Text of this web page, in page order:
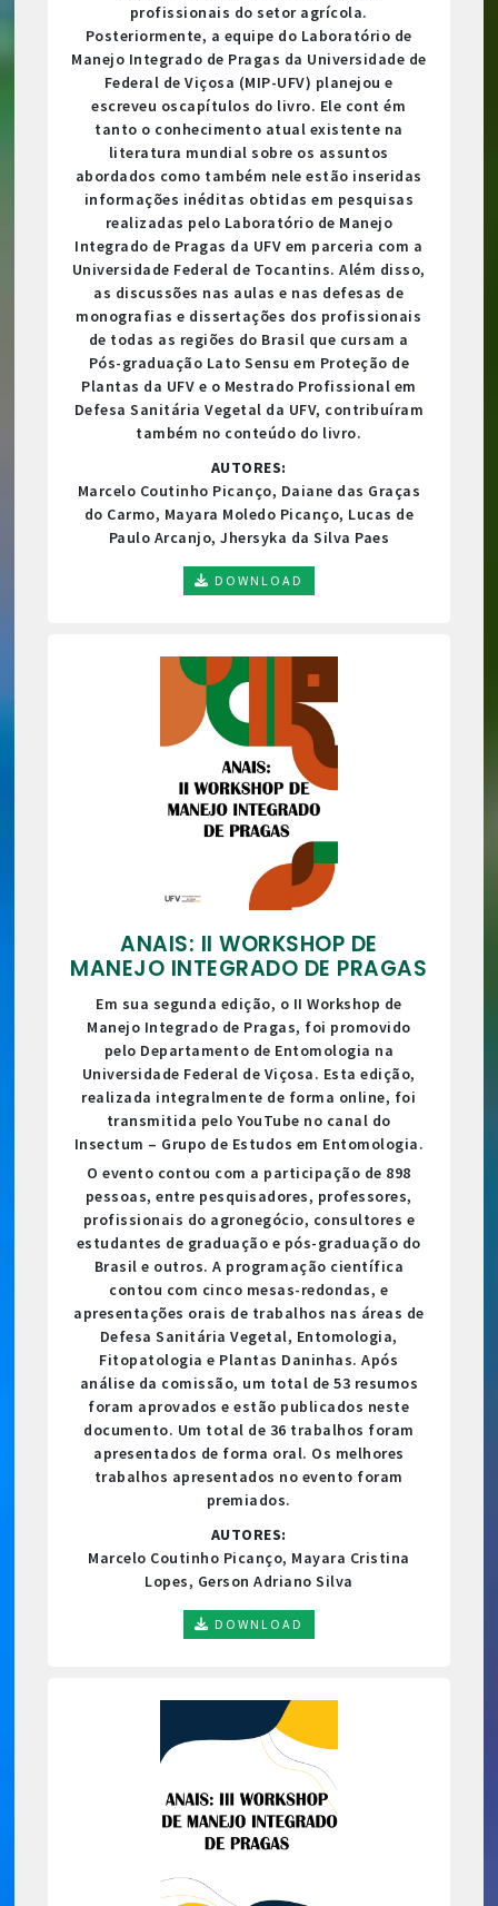
profissionais do setor agrícola.
Posteriormente, a equipe do Laboratório de
Manejo Integrado de Pragas da Universidade de
Federal de Viçosa (MIP-UFV) planejou e
escreveu oscapítulos do livro. Ele cont ém
tanto o conhecimento atual existente na
literatura mundial sobre os assuntos
abordados como também nele estão inseridas
informações inéditas obtidas em pesquisas
realizadas pelo Laboratório de Manejo
Integrado de Pragas da UFV em parceria com a
Universidade Federal de Tocantins. Além disso,
as discussões nas aulas e nas defesas de
monografias e dissertações dos profissionais
de todas as regiões do Brasil que cursam a
Pós-graduação Lato Sensu em Proteção de
Plantas da UFV e o Mestrado Profissional em
Defesa Sanitária Vegetal da UFV, contribuíram
também no conteúdo do livro.
AUTORES:
Marcelo Coutinho Picanço, Daiane das Graças
do Carmo, Mayara Moledo Picanço, Lucas de
Paulo Arcanjo, Jhersyka da Silva Paes
DOWNLOAD
ANAIS: II WORKSHOP DE
MANEJO INTEGRADO DE PRAGAS
Em sua segunda edição, o II Workshop de
Manejo Integrado de Pragas, foi promovido
pelo Departamento de Entomologia na
Universidade Federal de Viçosa. Esta edição,
realizada integralmente de forma online, foi
transmitida pelo YouTube no canal do
Insectum – Grupo de Estudos em Entomologia.
O evento contou com a participação de 898
pessoas, entre pesquisadores, professores,
profissionais do agronegócio, consultores e
estudantes de graduação e pós-graduação do
Brasil e outros. A programação científica
contou com cinco mesas-redondas, e
apresentações orais de trabalhos nas áreas de
Defesa Sanitária Vegetal, Entomologia,
Fitopatologia e Plantas Daninhas. Após
análise da comissão, um total de 53 resumos
foram aprovados e estão publicados neste
documento. Um total de 36 trabalhos foram
apresentados de forma oral. Os melhores
trabalhos apresentados no evento foram
premiados.
AUTORES:
Marcelo Coutinho Picanço, Mayara Cristina
Lopes, Gerson Adriano Silva
DOWNLOAD